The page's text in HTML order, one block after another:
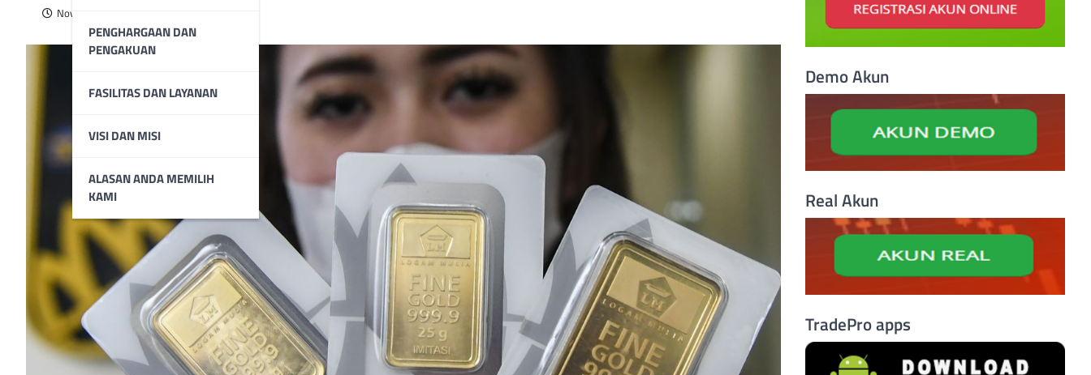
PENGHARGAAN DAN
PENGAKUAN
FASILITAS DAN LAYANAN
VISI DAN MISI
ALASAN ANDA MEMILIH
KAMI
November 6, 2023
Demo Akun
Real Akun
TradePro apps